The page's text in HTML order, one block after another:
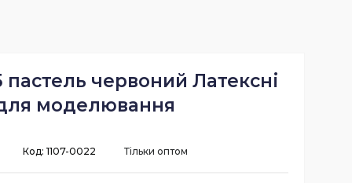
червоний Латексні
моделювання
Тільки оптом
Код: 1107-0022